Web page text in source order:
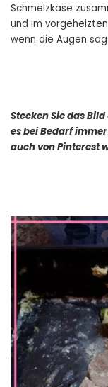
Schmelzkäse
und im
wenn die Augen
Stecken Sie das
es bei Bedarf
auch von Pinterest